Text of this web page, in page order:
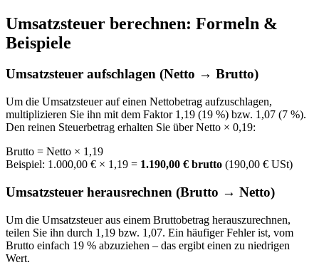
Umsatzsteuer berechnen: Formeln &
Beispiele
Umsatzsteuer aufschlagen (Netto → Brutto)
Um die Umsatzsteuer auf einen Nettobetrag aufzuschlagen,
multiplizieren Sie ihn mit dem Faktor 1,19 (19 %) bzw. 1,07 (7 %).
Den reinen Steuerbetrag erhalten Sie über Netto × 0,19:
Brutto = Netto × 1,19
Beispiel: 1.000,00 € × 1,19 = 1.190,00 € brutto (190,00 € USt)
Umsatzsteuer herausrechnen (Brutto → Netto)
Um die Umsatzsteuer aus einem Bruttobetrag herauszurechnen,
teilen Sie ihn durch 1,19 bzw. 1,07. Ein häufiger Fehler ist, vom
Brutto einfach 19 % abzuziehen – das ergibt einen zu niedrigen
Wert.